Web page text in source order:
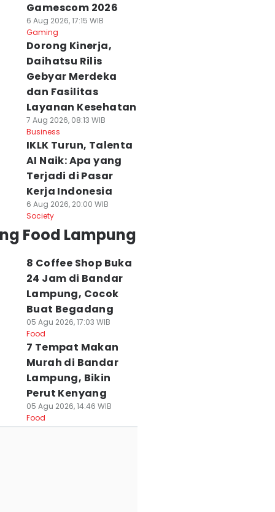
Gamescom 2026
6 Aug 2026, 17:15 WIB
Gaming
Dorong Kinerja,
Daihatsu Rilis
Gebyar Merdeka
dan Fasilitas
Layanan Kesehatan
7 Aug 2026, 08:13 WIB
Business
IKLK Turun, Talenta
AI Naik: Apa yang
Terjadi di Pasar
Kerja Indonesia
6 Aug 2026, 20:00 WIB
Society
Food Lampung
8 Coffee Shop Buka
24 Jam di Bandar
Lampung, Cocok
Buat Begadang
05 Agu 2026, 17:03 WIB
Food
7 Tempat Makan
Murah di Bandar
Lampung, Bikin
Perut Kenyang
05 Agu 2026, 14:46 WIB
Food